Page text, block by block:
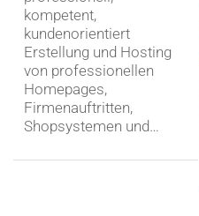
kompetent,
kundenorientiert
Erstellung und Hosting
von professionellen
Homepages,
Firmenauftritten,
Shopsystemen und…